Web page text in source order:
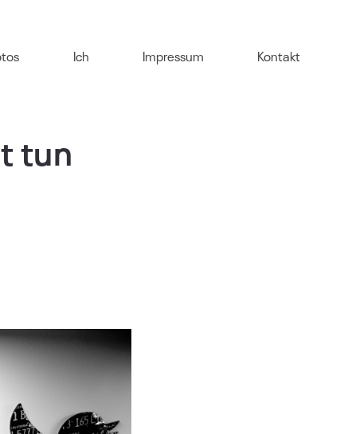
Ich Impressum Kontakt
tun